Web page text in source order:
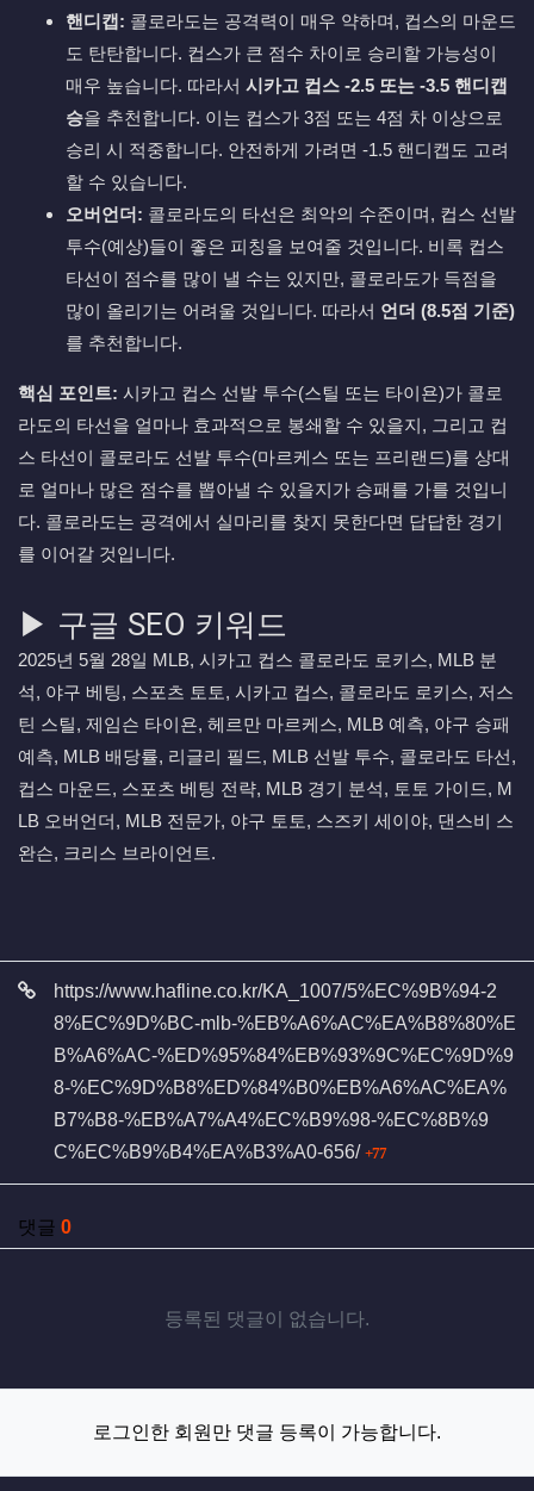
핸디캡: 콜로라도는 공격력이 매우 약하며, 컵스의 마운드
도 탄탄합니다. 컵스가 큰 점수 차이로 승리할 가능성이
매우 높습니다. 따라서 시카고 컵스 -2.5 또는 -3.5 핸디캡
승을 추천합니다. 이는 컵스가 3점 또는 4점 차 이상으로
승리 시 적중합니다. 안전하게 가려면 -1.5 핸디캡도 고려
할 수 있습니다.
오버언더: 콜로라도의 타선은 최악의 수준이며, 컵스 선발
투수(예상)들이 좋은 피칭을 보여줄 것입니다. 비록 컵스
타선이 점수를 많이 낼 수는 있지만, 콜로라도가 득점을
많이 올리기는 어려울 것입니다. 따라서 언더 (8.5점 기준)
를 추천합니다.
핵심 포인트: 시카고 컵스 선발 투수(스틸 또는 타이욘)가 콜로
라도의 타선을 얼마나 효과적으로 봉쇄할 수 있을지, 그리고 컵
스 타선이 콜로라도 선발 투수(마르케스 또는 프리랜드)를 상대
로 얼마나 많은 점수를 뽑아낼 수 있을지가 승패를 가를 것입니
다. 콜로라도는 공격에서 실마리를 찾지 못한다면 답답한 경기
를 이어갈 것입니다.
▶ 구글 SEO 키워드
2025년 5월 28일 MLB, 시카고 컵스 콜로라도 로키스, MLB 분
석, 야구 베팅, 스포츠 토토, 시카고 컵스, 콜로라도 로키스, 저스
틴 스틸, 제임슨 타이욘, 헤르만 마르케스, MLB 예측, 야구 승패
예측, MLB 배당률, 리글리 필드, MLB 선발 투수, 콜로라도 타선,
컵스 마운드, 스포츠 베팅 전략, MLB 경기 분석, 토토 가이드, M
LB 오버언더, MLB 전문가, 야구 토토, 스즈키 세이야, 댄스비 스
완슨, 크리스 브라이언트.
관련자료https://www.hafline.co.kr/KA_1007/5%EC%9B%94-2
8%EC%9D%BC-mlb-%EB%A6%AC%EA%B8%80%E
B%A6%AC-%ED%95%84%EB%93%9C%EC%9D%9
8-%EC%9D%B8%ED%84%B0%EB%A6%AC%EA%
B7%B8-%EB%A7%A4%EC%B9%98-%EC%8B%9
C%EC%B9%B4%EA%B3%A0-656/
77회 연결
댓글 0
등록된 댓글이 없습니다.
로그인한 회원만 댓글 등록이 가능합니다.